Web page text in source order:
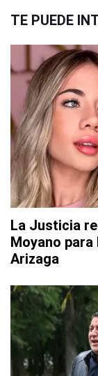
TE PUEDE
La Justicia
Moyano
Arizaga